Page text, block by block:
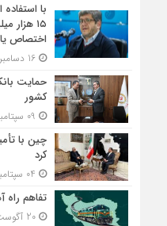
با
۱۵
اختصاص
16 دسامبر 2025 - 20:47
حمایت
کشور
چین با
کرد
تفاهم
20 آگوست 2025 - 19:41